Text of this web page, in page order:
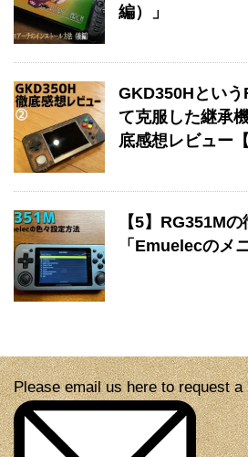
編）」
GKD350Hとい
て克服した継承
底感想レビュー【
【5】RG351M
「Emuelecのメ
Please email us here to request a